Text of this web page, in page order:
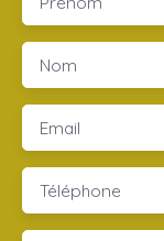
Nom
Email
Téléphone